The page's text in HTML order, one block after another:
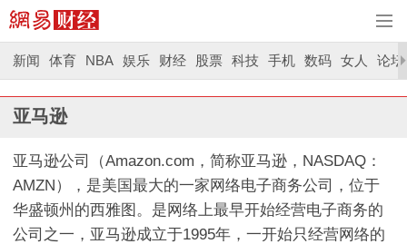
新闻 体育 NBA 娱乐 财经 股票 科技 手机 数码 女人 论坛
亚马逊
亚马逊公司（Amazon.com，简称亚马逊，NASDAQ：
AMZN），是美国最大的一家网络电子商务公司，位于
华盛顿州的西雅图。是网络上最早开始经营电子商务的
公司之一，亚马逊成立于1995年，一开始只经营网络的